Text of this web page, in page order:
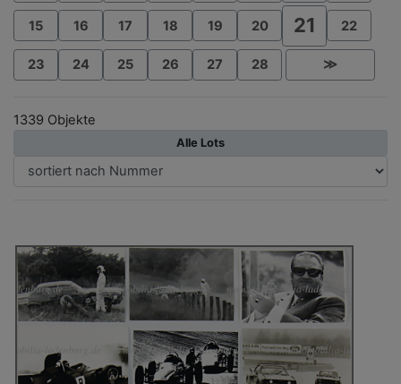
15 16 17 18 19 20 21 22
23 24 25 26 27 28 ≫
1339 Objekte
Alle Lots